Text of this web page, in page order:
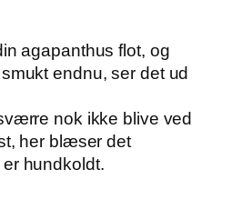
agapanthus flot, og
endnu, ser det ud
nok ikke blive ved
her blæser det
hundkoldt.